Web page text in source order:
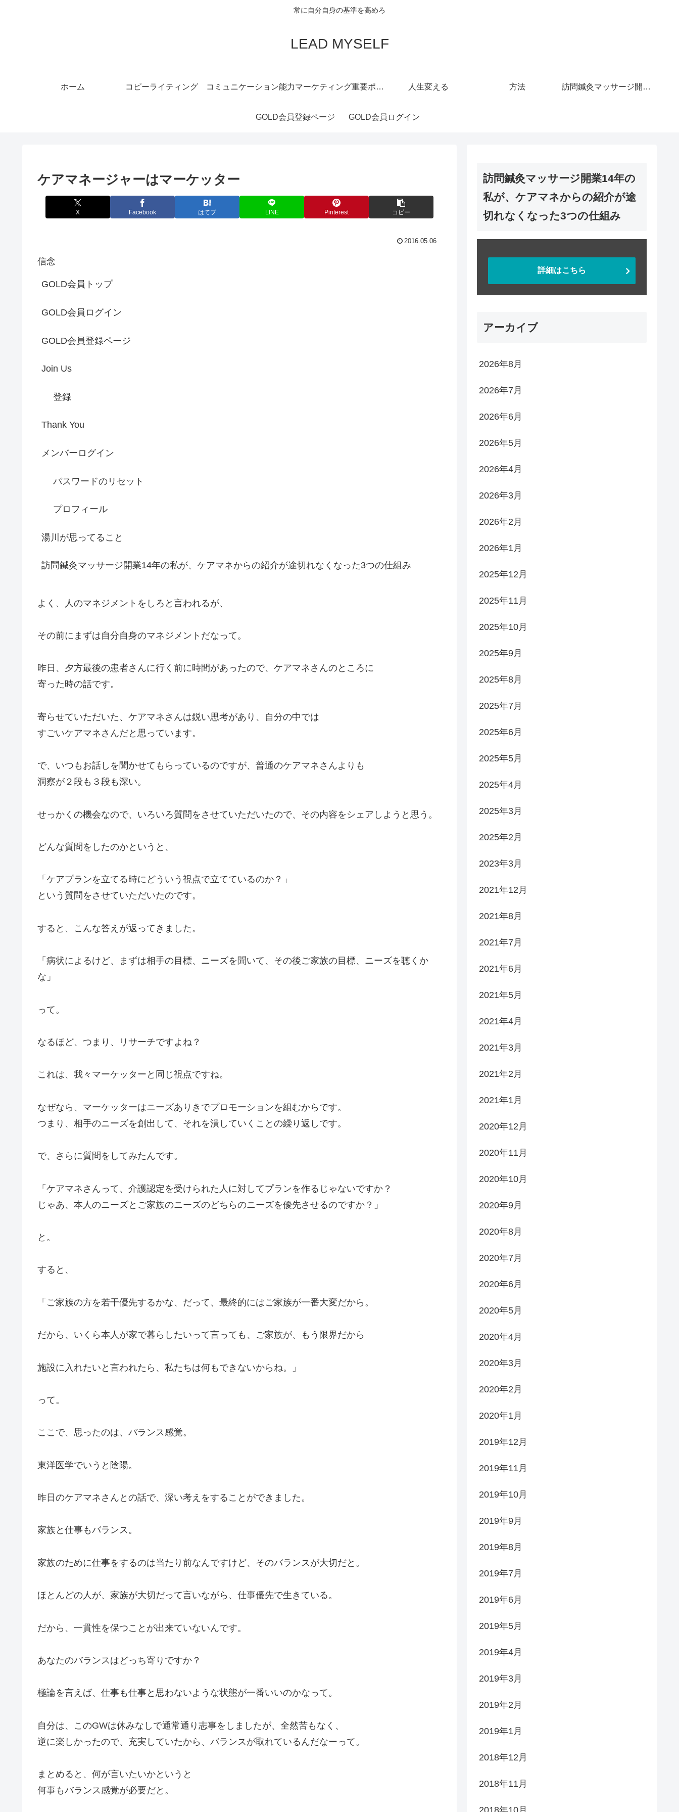
常に自分自身の基準を高めろ
LEAD MYSELF
ホーム コピーライティング コミュニケーション能力 マーケティング重要ポイント 人生変える 方法 訪問鍼灸マッサージ開業14年の私が、ケアマネからの紹介が途切れなくなった3つの仕組み
GOLD会員登録ページ GOLD会員ログイン
ケアマネージャーはマーケッター
X Facebook はてブ LINE Pinterest コピー
2016.05.06
信念
GOLD会員トップ
GOLD会員ログイン
GOLD会員登録ページ
Join Us
登録
Thank You
メンバーログイン
パスワードのリセット
プロフィール
湯川が思ってること
訪問鍼灸マッサージ開業14年の私が、ケアマネからの紹介が途切れなくなった3つの仕組み
よく、人のマネジメントをしろと言われるが、
その前にまずは自分自身のマネジメントだなって。
昨日、夕方最後の患者さんに行く前に時間があったので、ケアマネさんのところに
寄った時の話です。
寄らせていただいた、ケアマネさんは鋭い思考があり、自分の中では
すごいケアマネさんだと思っています。
で、いつもお話しを聞かせてもらっているのですが、普通のケアマネさんよりも
洞察が２段も３段も深い。
せっかくの機会なので、いろいろ質問をさせていただいたので、その内容をシェアしようと思う。
どんな質問をしたのかというと、
「ケアプランを立てる時にどういう視点で立てているのか？」
という質問をさせていただいたのです。
すると、こんな答えが返ってきました。
「病状によるけど、まずは相手の目標、ニーズを聞いて、その後ご家族の目標、ニーズを聴くか
な」
って。
なるほど、つまり、リサーチですよね？
これは、我々マーケッターと同じ視点ですね。
なぜなら、マーケッターはニーズありきでプロモーションを組むからです。
つまり、相手のニーズを創出して、それを潰していくことの繰り返しです。
で、さらに質問をしてみたんです。
「ケアマネさんって、介護認定を受けられた人に対してプランを作るじゃないですか？
じゃあ、本人のニーズとご家族のニーズのどちらのニーズを優先させるのですか？」
と。
すると、
「ご家族の方を若干優先するかな、だって、最終的にはご家族が一番大変だから。
だから、いくら本人が家で暮らしたいって言っても、ご家族が、もう限界だから
施設に入れたいと言われたら、私たちは何もできないからね。」
って。
ここで、思ったのは、バランス感覚。
東洋医学でいうと陰陽。
昨日のケアマネさんとの話で、深い考えをすることができました。
家族と仕事もバランス。
家族のために仕事をするのは当たり前なんですけど、そのバランスが大切だと。
ほとんどの人が、家族が大切だって言いながら、仕事優先で生きている。
だから、一貫性を保つことが出来ていないんです。
あなたのバランスはどっち寄りですか？
極論を言えば、仕事も仕事と思わないような状態が一番いいのかなって。
自分は、このGWは休みなしで通常通り志事をしましたが、全然苦もなく、
逆に楽しかったので、充実していたから、バランスが取れているんだなーって。
まとめると、何が言いたいかというと
何事もバランス感覚が必要だと。
訪問鍼灸マッサージ開業14年の
私が、ケアマネからの紹介が途
切れなくなった3つの仕組み
詳細はこちら
アーカイブ
2026年8月
2026年7月
2026年6月
2026年5月
2026年4月
2026年3月
2026年2月
2026年1月
2025年12月
2025年11月
2025年10月
2025年9月
2025年8月
2025年7月
2025年6月
2025年5月
2025年4月
2025年3月
2025年2月
2023年3月
2021年12月
2021年8月
2021年7月
2021年6月
2021年5月
2021年4月
2021年3月
2021年2月
2021年1月
2020年12月
2020年11月
2020年10月
2020年9月
2020年8月
2020年7月
2020年6月
2020年5月
2020年4月
2020年3月
2020年2月
2020年1月
2019年12月
2019年11月
2019年10月
2019年9月
2019年8月
2019年7月
2019年6月
2019年5月
2019年4月
2019年3月
2019年2月
2019年1月
2018年12月
2018年11月
2018年10月